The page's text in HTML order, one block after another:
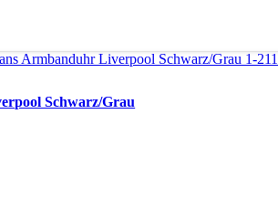
Schwarz/Grau